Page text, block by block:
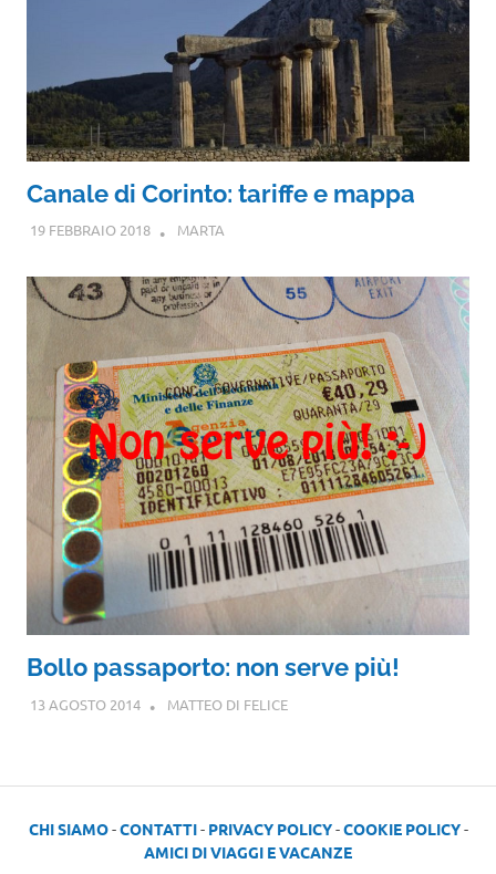
Canale di Corinto: tariffe e mappa
19 FEBBRAIO 2018 MARTA
Bollo passaporto: non serve più!
13 AGOSTO 2014 MATTEO DI FELICE
CHI SIAMO-CONTATTI- PRIVACY POLICY-COOKIE POLICY-
AMICI DI VIAGGI E VACANZE